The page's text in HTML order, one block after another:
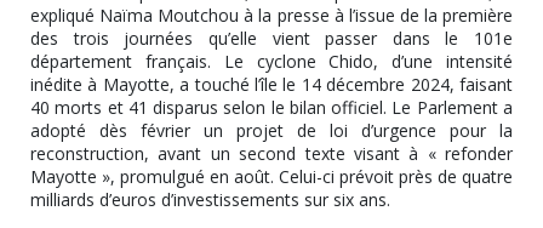
expliqué Naïma Moutchou à la presse à l’issue de la première
des trois journées qu’elle vient passer dans le 101e
département français. Le cyclone Chido, d’une intensité
inédite à Mayotte, a touché l’île le 14 décembre 2024, faisant
40 morts et 41 disparus selon le bilan officiel. Le Parlement a
adopté dès février un projet de loi d’urgence pour la
reconstruction, avant un second texte visant à « refonder
Mayotte », promulgué en août. Celui-ci prévoit près de quatre
milliards d’euros d’investissements sur six ans.